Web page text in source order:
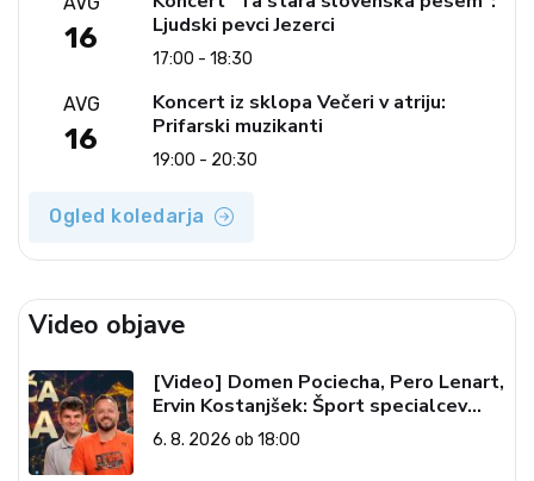
16
Ljudski pevci Jezerci
17:00 - 18:30
AVG
16
Koncert iz sklopa Večeri v atriju:
Prifarski muzikanti
19:00 - 20:30
Ogled koledarja
Video objave
[Video] Domen Pociecha, Pero Lenart,
Ervin Kostanjšek: Šport specialcev
(Vroča tema, 6. 8. 2026)
6. 8. 2026 ob 18:00